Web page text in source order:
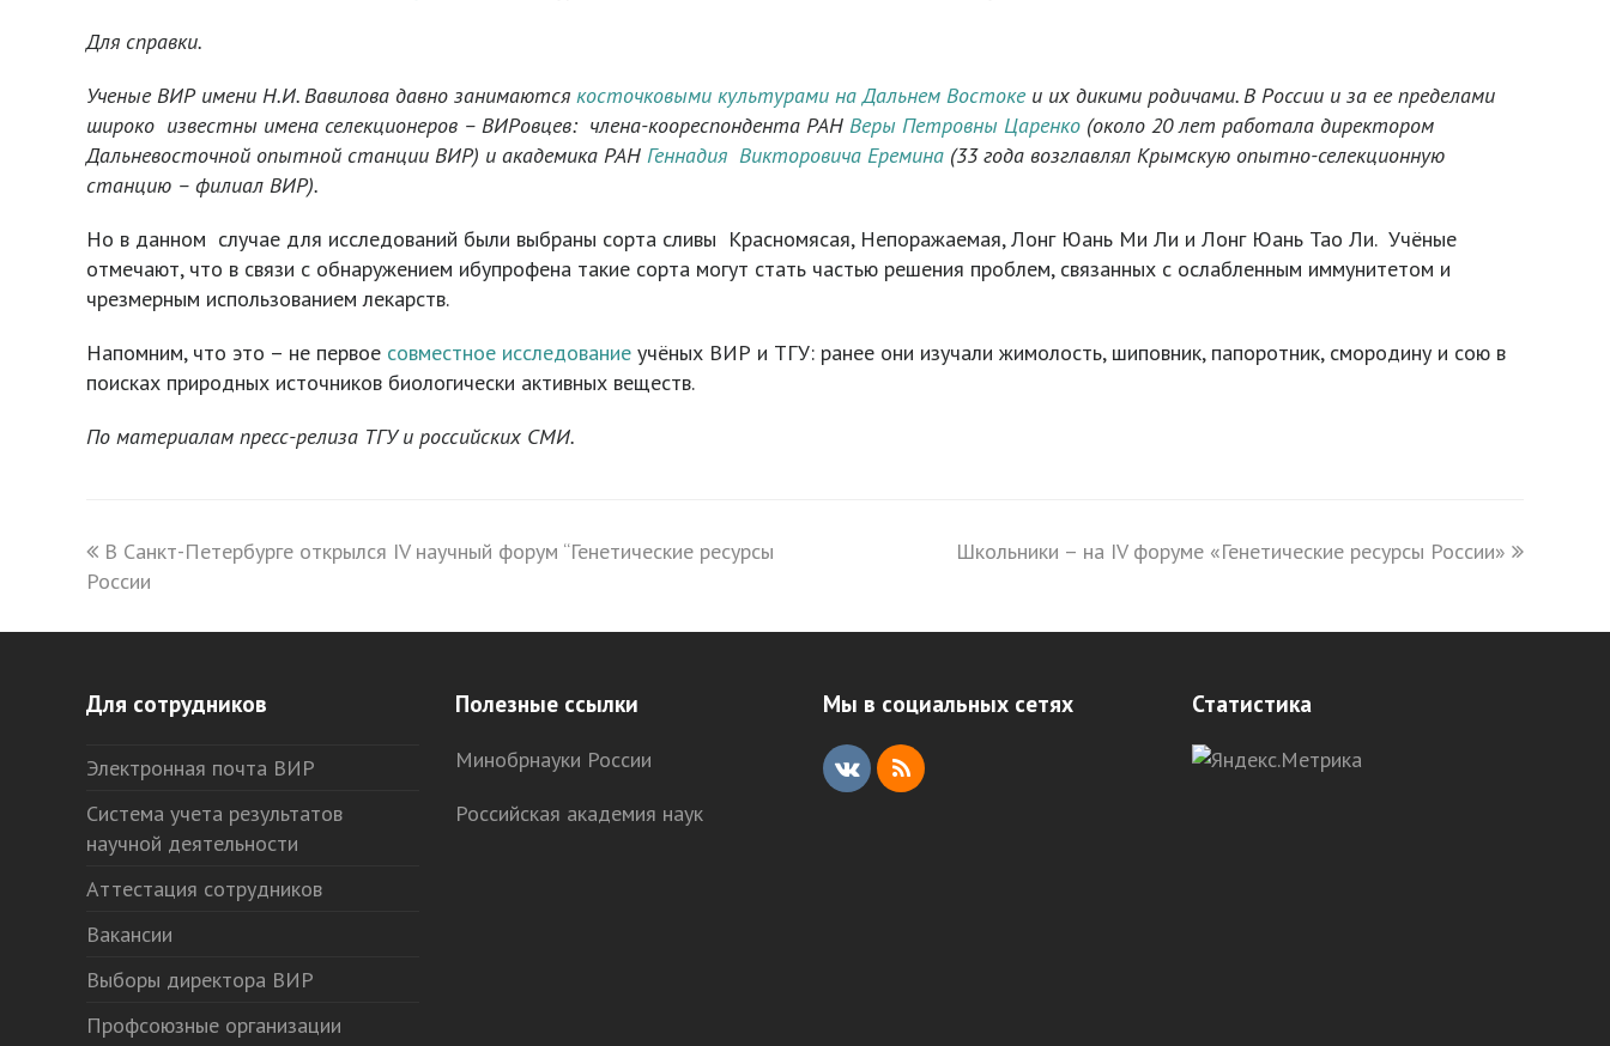
Для справки.
Ученые ВИР имени Н.И. Вавилова давно занимаются косточковыми культурами на Дальнем Востоке и их дикими родичами. В России и за ее пределами
широко известны имена селекционеров – ВИРовцев: члена-коореспондента РАН Веры Петровны Царенко (около 20 лет работала директором
Дальневосточной опытной станции ВИР) и академика РАН Геннадия Викторовича Еремина (33 года возглавлял Крымскую опытно-селекционную
станцию – филиал ВИР).
Но в данном случае для исследований были выбраны сорта сливы Красномясая, Непоражаемая, Лонг Юань Ми Ли и Лонг Юань Тао Ли. Учёные
отмечают, что в связи с обнаружением ибупрофена такие сорта могут стать частью решения проблем, связанных с ослабленным иммунитетом и
чрезмерным использованием лекарств.
Напомним, что это – не первое совместное исследование учёных ВИР и ТГУ: ранее они изучали жимолость, шиповник, папоротник, смородину и сою в
поисках природных источников биологически активных веществ.
По материалам пресс-релиза ТГУ и российских СМИ.
previous
post:
В Санкт-Петербурге открылся IV научный форум “Генетические ресурсы
России
next
Школьники – на IV форуме «Генетические ресурсы России»
Для сотрудников
Электронная почта ВИР
Система учета результатов
научной деятельности
Аттестация сотрудников
Вакансии
Выборы директора ВИР
Профсоюзные организации
Полезные ссылки
Минобрнауки России
Российская академия наук
Мы в социальных сетях
V
R
Статистика